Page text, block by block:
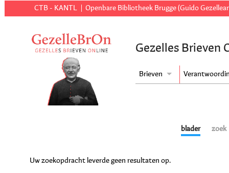
CTB - KANTL Openbare Bibliotheek Brugge (Guido
Gezelles Brieven
Brieven
blader zoek
Uw zoekopdracht leverde geen resultaten op.